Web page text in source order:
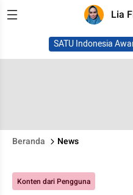
Lia
SATU Indonesia
Beranda News
Konten dari Pengguna